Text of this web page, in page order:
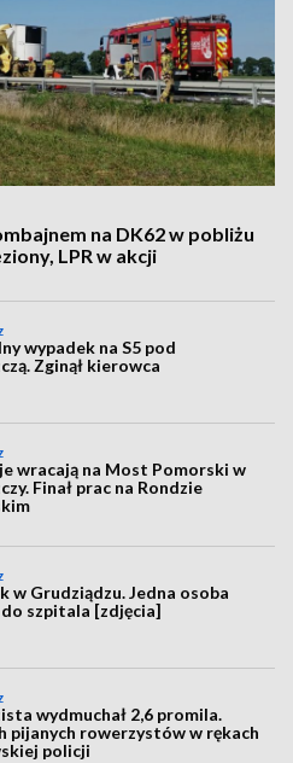
na DK62 w pobliżu
LPR w akcji
wypadek na S5 pod
Zginął kierowca
wracają na Most Pomorski w
Finał prac na Rondzie
w Grudziądzu. Jedna osoba
szpitala [zdjęcia]
wydmuchał 2,6 promila.
pijanych rowerzystów w rękach
policji